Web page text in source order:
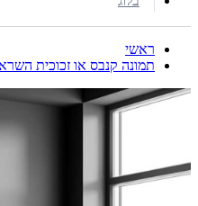
ראשי
תמונה קנבס או זכוכית השראה